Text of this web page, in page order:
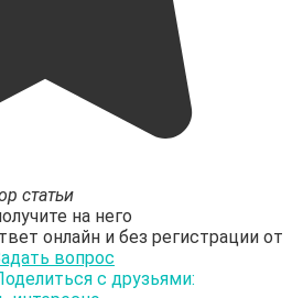
статьи
на него
онлайн и без регистрации от
вопрос
с друзьями: